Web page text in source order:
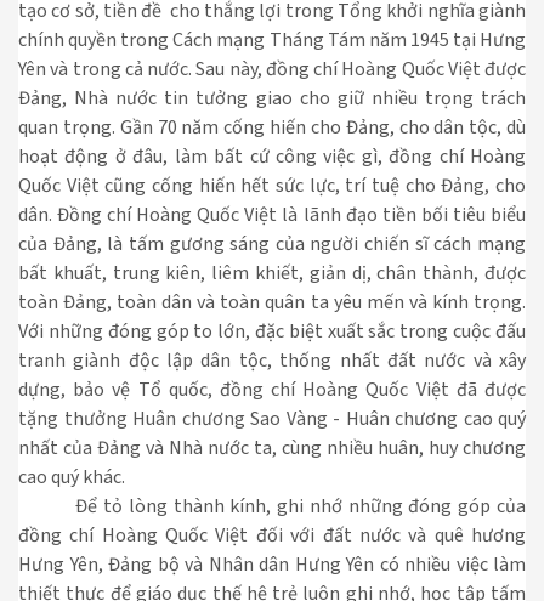
tạo cơ sở, tiền đề cho thắng lợi trong Tổng khởi nghĩa giành
chính quyền trong Cách mạng Tháng Tám năm 1945 tại Hưng
Yên và trong cả nước. Sau này, đồng chí Hoàng Quốc Việt được
Đảng, Nhà nước tin tưởng giao cho giữ nhiều trọng trách
quan trọng. Gần 70 năm cống hiến cho Đảng, cho dân tộc, dù
hoạt động ở đâu, làm bất cứ công việc gì, đồng chí Hoàng
Quốc Việt cũng cống hiến hết sức lực, trí tuệ cho Đảng, cho
dân. Đồng chí Hoàng Quốc Việt là lãnh đạo tiền bối tiêu biểu
của Đảng, là tấm gương sáng của người chiến sĩ cách mạng
bất khuất, trung kiên, liêm khiết, giản dị, chân thành, được
toàn Đảng, toàn dân và toàn quân ta yêu mến và kính trọng.
Với những đóng góp to lớn, đặc biệt xuất sắc trong cuộc đấu
tranh giành độc lập dân tộc, thống nhất đất nước và xây
dựng, bảo vệ Tổ quốc, đồng chí Hoàng Quốc Việt đã được
tặng thưởng Huân chương Sao Vàng - Huân chương cao quý
nhất của Đảng và Nhà nước ta, cùng nhiều huân, huy chương
cao quý khác.
Để tỏ lòng thành kính, ghi nhớ những đóng góp của
đồng chí Hoàng Quốc Việt đối với đất nước và quê hương
Hưng Yên, Đảng bộ và Nhân dân Hưng Yên có nhiều việc làm
thiết thực để giáo dục thế hệ trẻ luôn ghi nhớ, học tập tấm